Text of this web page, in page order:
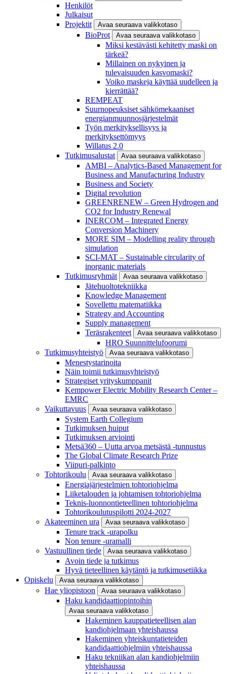
Henkilöt
Julkaisut
Projektit
Avaa seuraava valikkotaso
BioProt Avaa seuraava valikkotaso
Miksi kestävästi kehitetty maski on
tärkeä?
Millainen on nykyinen ja
tulevaisuuden kasvomaski?
Voiko maskeja käyttää uudelleen ja
kierrättää?
REMPEAT
Suurnopeuksiset sähkömekaaniset
energianmuunnosjärjestelmät
Työn merkityksellisyys ja
merkityksettömyys
Willatus 2.0
Tutkimusalustat
Avaa seuraava valikkotaso
AMBI – Analytics-Based Management for
Business and Manufacturing Industry
Business and Society
Digital revolution
GREENRENEW – Green Hydrogen and
CO2 for Industry Renewal
INERCOM – Integrated Energy
Conversion Machinery
MORE SIM – Modelling reality through
simulation
SCI-MAT – Sustainable circularity of
inorganic materials
Tutkimusryhmät
Avaa seuraava valikkotaso
Jätehuoltotekniikka
Knowledge Management
Sovellettu matematiikka
Strategy and Accounting
Supply management
Teräsrakenteet
Avaa seuraava valikkotaso
HRO Suunnittelufoorumi
Tutkimusyhteistyö
Avaa seuraava valikkotaso
Menestystarinoita
Näin toimii tutkimusyhteistyö
Strategiset yrityskumppanit
Kempower Electric Mobility Research Center –
EMRC
Vaikuttavuus
Avaa seuraava valikkotaso
System Earth Collegium
Tutkimuksen huiput
Tutkimuksen arviointi
Metsä360 – Uutta arvoa metsästä -tunnustus
The Global Climate Research Prize
Viipuri-palkinto
Tohtorikoulu
Avaa seuraava valikkotaso
Energiajärjestelmien tohtoriohjelma
Liiketalouden ja johtamisen tohtoriohjelma
Teknis-luonnontieteellinen tohtoriohjelma
Tohtorikoulutuspilotti 2024-2027
Akateeminen ura
Avaa seuraava valikkotaso
Tenure track -urapolku
Non tenure -uramalli
Vastuullinen tiede
Avaa seuraava valikkotaso
Avoin tiede ja tutkimus
Hyvä tieteellinen käytäntö ja tutkimusetiikka
Opiskelu
Avaa seuraava valikkotaso
Hae yliopistoon Avaa seuraava valikkotaso
Haku kandidaattiopintoihin
Avaa seuraava valikkotaso
Hakeminen kauppatieteellisen alan
kandiohjelmaan yhteishaussa
Hakeminen yhteiskuntatieteiden
kandidaattiohjelmiin yhteishaussa
Haku tekniikan alan kandiohjelmiin
yhteishaussa